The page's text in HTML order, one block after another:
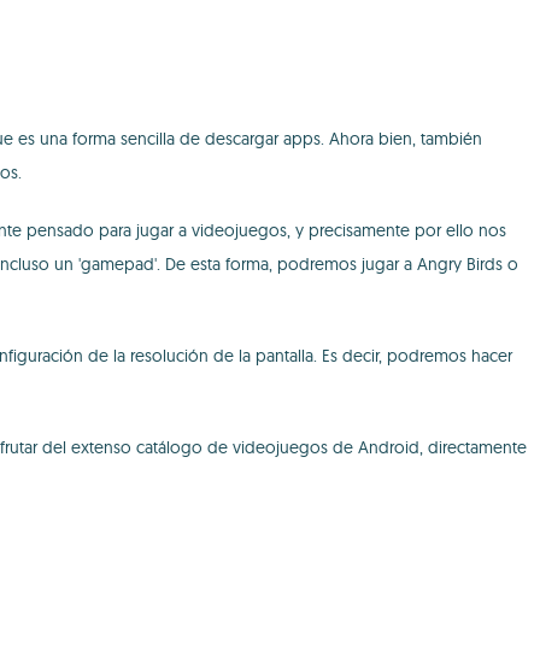
es una forma sencilla de descargar apps. Ahora bien, también
pensado para jugar a videojuegos, y precisamente por ello nos
un 'gamepad'. De esta forma, podremos jugar a Angry Birds o
de la resolución de la pantalla. Es decir, podremos hacer
del extenso catálogo de videojuegos de Android, directamente